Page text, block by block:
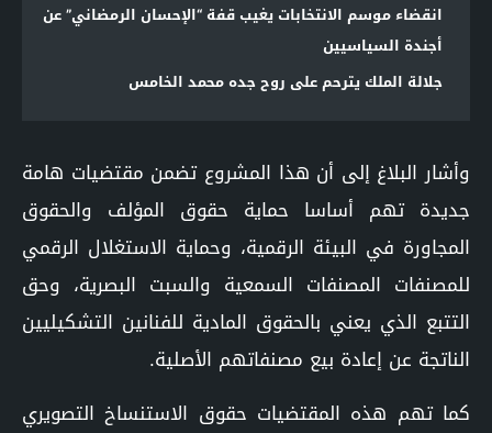
انقضاء موسم الانتخابات يغيب قفة “الإحسان الرمضاني” عن
أجندة السياسيين
جلالة الملك يترحم على روح جده محمد الخامس
وأشار البلاغ إلى أن هذا المشروع تضمن مقتضيات هامة
جديدة تهم أساسا حماية حقوق المؤلف والحقوق
المجاورة في البيئة الرقمية، وحماية الاستغلال الرقمي
للمصنفات المصنفات السمعية والسبت البصرية، وحق
التتبع الذي يعني بالحقوق المادية للفنانين التشكيليين
الناتجة عن إعادة بيع مصنفاتهم الأصلية.
كما تهم هذه المقتضيات حقوق الاستنساخ التصويري